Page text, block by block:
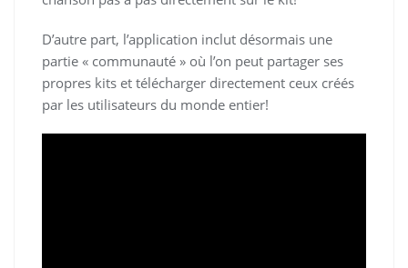
D’autre part, l’application inclut désormais une
partie « communauté » où l’on peut partager ses
propres kits et télécharger directement ceux créés
par les utilisateurs du monde entier!